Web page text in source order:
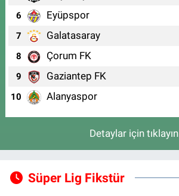
6 Eyüpspor
7 Galatasaray
8 Çorum FK
9 Gaziantep FK
10 Alanyaspor
Detaylar için tıklayın
Süper Lig Fikstür